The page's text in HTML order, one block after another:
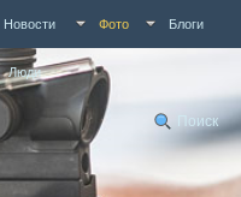
Новости Фото Блоги
Люди
Поиск